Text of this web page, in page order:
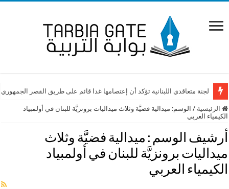
لجنة متعاقدي اللبنانية تؤكد أن إعتصامها غدا قائم على طريق القصر الجمهوري
الرئيسية / الوسم: ميدالية فضيَّة وثلاث ميداليات برونزيَّة للبنان في أولمبياد
الكيمياء العربي
أرشيف الوسم : ميدالية فضيَّة وثلاث
ميداليات برونزيَّة للبنان في أولمبياد
الكيمياء العربي